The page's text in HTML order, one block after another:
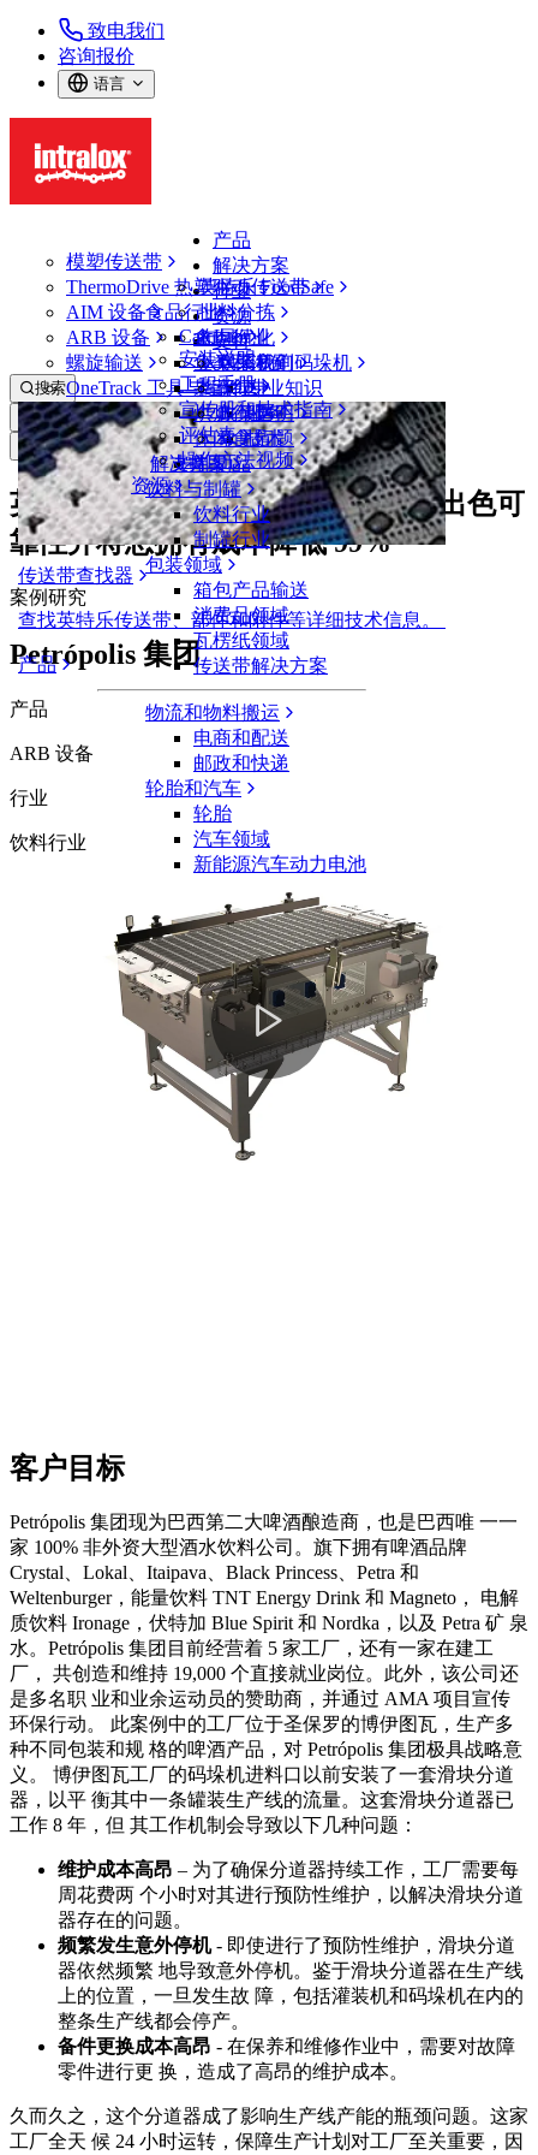
致电我们
咨询报价
语言
产品
模塑传送带
ThermoDrive 热塑驱动传送带
AIM 设备
ARB 设备
螺旋输送
OneTrack 工具与组件
传送带查找器
查找英特乐传送带、部件和附件等详细技术信息。
产品
解决方案
英特乐 FoodSafe
批料分拣
布局优化
从包装机到码垛机
专业知识
服务
技术
解决方案
行业
食品行业
禽肉行业
鱼类和海鲜
果蔬行业
烘焙行业
休闲食品
乳制品
饮料与制罐
饮料行业
制罐行业
包装领域
箱包产品输送
消费品领域
瓦楞纸领域
传送带解决方案
物流和物料搬运
电商和配送
邮政和快递
轮胎和汽车
轮胎
汽车领域
新能源汽车动力电池
行业概览
资源
CalcLab
安装说明
工程手册
宣传册和技术指南
评估表
操作方法视频
资源
支持
联系我们
保证
政策声明
常见问题
支持
搜索
打开菜单
新闻&媒体
英特乐 ARB ™ 分道器 S7000 拥有出色可
靠性并将总拥有成本降低 99%
案例研究
Petrópolis 集团
产品
ARB 设备
行业
饮料行业
客户目标
Petrópolis 集团现为巴西第二大啤酒酿造商，也是巴西唯 一一
家 100% 非外资大型酒水饮料公司。旗下拥有啤酒品牌
Crystal、Lokal、Itaipava、Black Princess、Petra 和
Weltenburger，能量饮料 TNT Energy Drink 和 Magneto， 电解
质饮料 Ironage，伏特加 Blue Spirit 和 Nordka，以及 Petra 矿 泉
水。Petrópolis 集团目前经营着 5 家工厂，还有一家在建工
厂， 共创造和维持 19,000 个直接就业岗位。此外，该公司还
是多名职 业和业余运动员的赞助商，并通过 AMA 项目宣传
环保行动。 此案例中的工厂位于圣保罗的博伊图瓦，生产多
种不同包装和规 格的啤酒产品，对 Petrópolis 集团极具战略意
义。 博伊图瓦工厂的码垛机进料口以前安装了一套滑块分道
器，以平 衡其中一条罐装生产线的流量。这套滑块分道器已
工作 8 年，但 其工作机制会导致以下几种问题：
维护成本高昂 – 为了确保分道器持续工作，工厂需要每
周花费两 个小时对其进行预防性维护，以解决滑块分道
器存在的问题。
频繁发生意外停机- 即使进行了预防性维护，滑块分道
器依然频繁 地导致意外停机。鉴于滑块分道器在生产线
上的位置，一旦发生故 障，包括灌装机和码垛机在内的
整条生产线都会停产。
备件更换成本高昂 - 在保养和维修作业中，需要对故障
零件进行更 换，造成了高昂的维护成本。
久而久之，这个分道器成了影响生产线产能的瓶颈问题。这家
工厂全天 候 24 小时运转，保障生产计划对工厂至关重要，因